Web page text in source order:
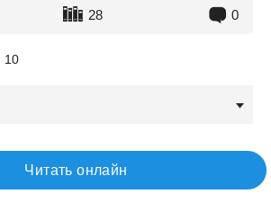
28 0
10
Читать онлайн